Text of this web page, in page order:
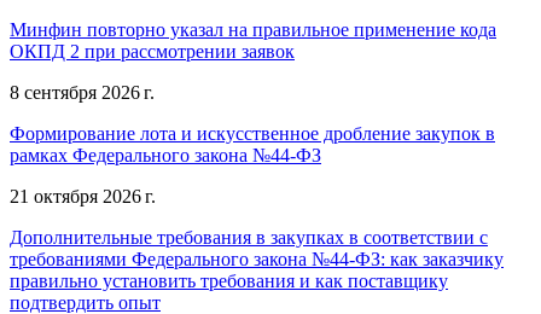
Минфин повторно указал на правильное применение кода
ОКПД 2 при рассмотрении заявок
8 сентября 2026 г.
Формирование лота и искусственное дробление закупок в
рамках Федерального закона №44-ФЗ
21 октября 2026 г.
Дополнительные требования в закупках в соответствии с
требованиями Федерального закона №44-ФЗ: как заказчику
правильно установить требования и как поставщику
подтвердить опыт